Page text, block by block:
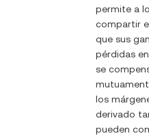
permite a
compartir
que sus
pérdidas
se
los
derivado
pueden